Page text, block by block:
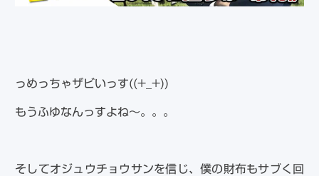
っめっちゃザビいっす((+_+))
もうふゆなんっすよね～。。。
そしてオジュウチョウサンを信じ、僕の財布もサブく回